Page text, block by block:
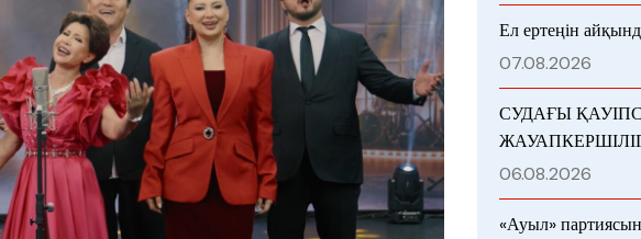
Ел ертеңін
07.08.2026
СУДАҒЫ
06.08.2026
«Ауыл»